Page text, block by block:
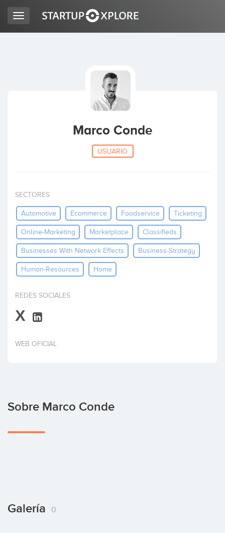
Inicio
Invertir
Toggle
navigation
Marco Conde
USUARIO
SECTORES
Automotive Ecommerce Foodservice Ticketing
Online-Marketing Marketplace Classifieds
Businesses With Network Effects Business-Strategy
Human-Resources Home
REDES SOCIALES
X
WEB OFICIAL
Sobre Marco Conde
Galería 0